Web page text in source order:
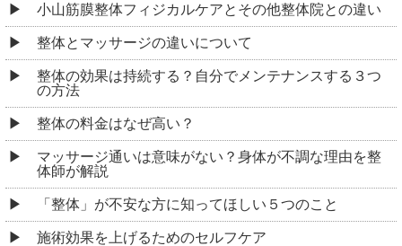
小山筋膜整体フィジカルケアとその他整体院との違い
整体とマッサージの違いについて
整体の効果は持続する？自分でメンテナンスする３つ
の方法
整体の料金はなぜ高い？
マッサージ通いは意味がない？身体が不調な理由を整
体師が解説
「整体」が不安な方に知ってほしい５つのこと
施術効果を上げるためのセルフケア